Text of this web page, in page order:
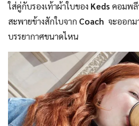
ใส่คู่กับรองเท้าผ้าใบของ Kedsคอมพ
สะพายข้างสักใบจาก Coach จะออก
บรรยากาศขนาดไหน